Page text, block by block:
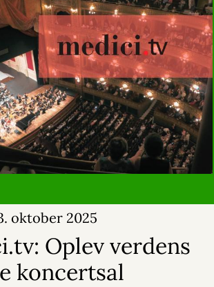
oktober 2025
Oplev verdens
koncertsal